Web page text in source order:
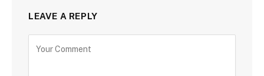
LEAVE A REPLY